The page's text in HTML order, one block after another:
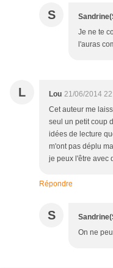
S
Je ne te
l'auras
L Lou 21/06/2014
Cet auteur me
seul un petit coup
idées de lecture
m'ont pas déplu
je peux l'être avec
Répondre
S
On ne